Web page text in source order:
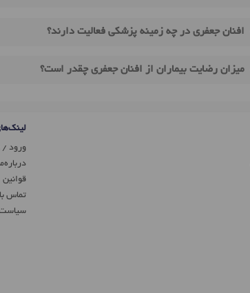
افنان جعفری در چه زمینه پزشکی فعالیت دارند؟
میزان رضایت بیماران از افنان جعفری چقدر است؟
ورود
قوانین
تماس